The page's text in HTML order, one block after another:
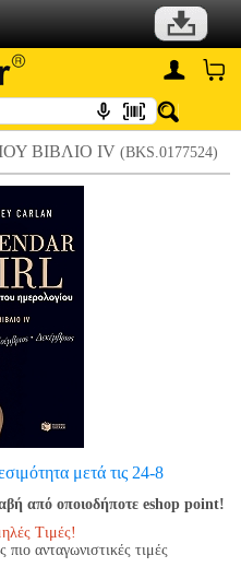
ΒΙΒΛΙΟ IV (BKS.0177524)
μετά τις 24-8
από οποιοδήποτε eshop point!
Τιμές!
ανταγωνιστικές τιμές